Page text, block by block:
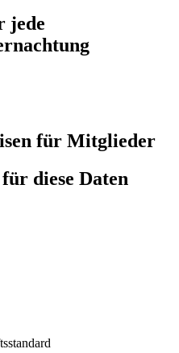
jede
für Mitglieder
diese Daten